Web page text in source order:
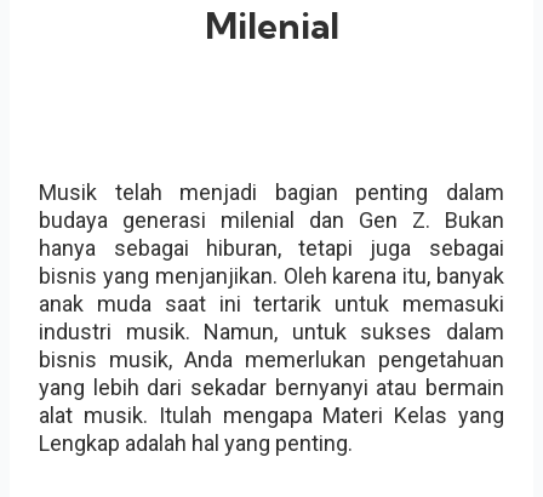
Milenial
Musik telah menjadi bagian penting dalam
budaya generasi milenial dan Gen Z. Bukan
hanya sebagai hiburan, tetapi juga sebagai
bisnis yang menjanjikan. Oleh karena itu, banyak
anak muda saat ini tertarik untuk memasuki
industri musik. Namun, untuk sukses dalam
bisnis musik, Anda memerlukan pengetahuan
yang lebih dari sekadar bernyanyi atau bermain
alat musik. Itulah mengapa Materi Kelas yang
Lengkap adalah hal yang penting.